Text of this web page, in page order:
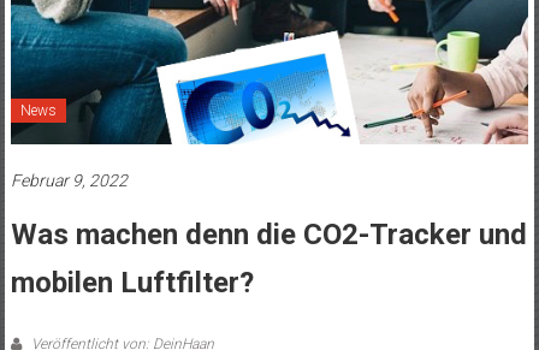
News
Februar 9, 2022
Was machen denn die CO2-Tracker und
mobilen Luftfilter?
Veröffentlicht von: DeinHaan